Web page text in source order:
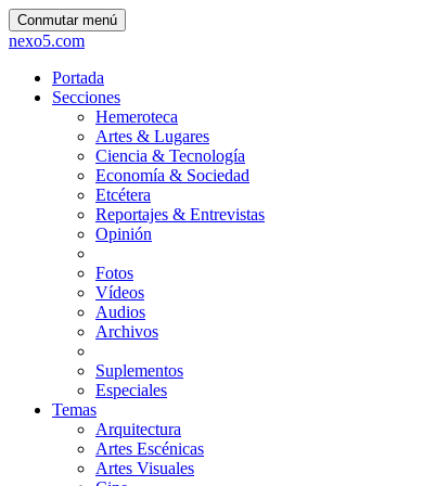
Conmutar menú
nexo5.com
Portada
Secciones
Hemeroteca
Artes & Lugares
Ciencia & Tecnología
Economía & Sociedad
Etcétera
Reportajes & Entrevistas
Opinión
Fotos
Vídeos
Audios
Archivos
Suplementos
Especiales
Temas
Arquitectura
Artes Escénicas
Artes Visuales